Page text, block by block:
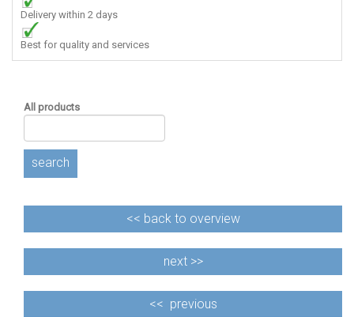
Delivery within 2 days
Best for quality and services
All products
search
<< back to overview
next >>
<< previous